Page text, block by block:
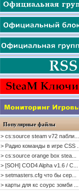
Популярные файлы
> cs:source steam v72 пабли...
> Радио команды в игре CSS ...
> cs:source orange box stea...
> [SOH] COD4 Alpha v1.6 / C...
> setmasters.cfg что бы сер...
> карты для кс соурс зомби ...